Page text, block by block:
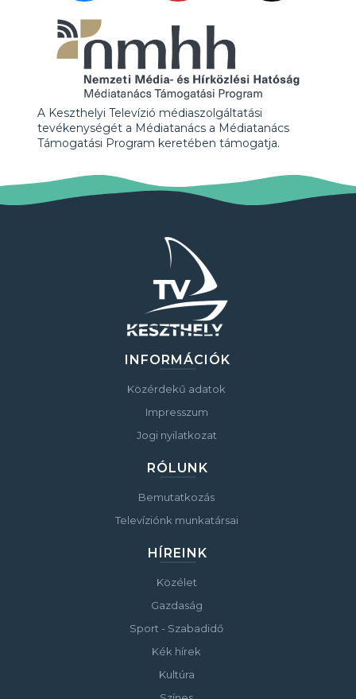
A Keszthelyi Televízió médiaszolgáltatási
tevékenységét a Médiatanács a Médiatanács
Támogatási Program keretében támogatja.
INFORMÁCIÓK
Közérdekű adatok
Impresszum
Jogi nyilatkozat
RÓLUNK
Bemutatkozás
Televíziónk munkatársai
HÍREINK
Közélet
Gazdaság
Sport - Szabadidő
Kék hírek
Kultúra